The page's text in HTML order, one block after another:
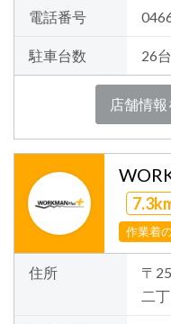
電話番号
駐車台数 26台
店舗情報
作業着
住所
〒
二